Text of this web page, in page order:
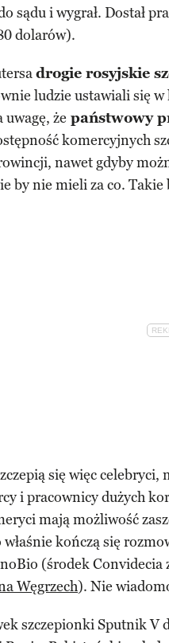
sądu i wygrał. Dostał
dolarów).
drogie rosyjskie
ludzie ustawiali się
uwagę, że państwowy
komercyjnych
nawet gdyby
by nie mieli za co. Takie
się więc celebryci,
i pracownicy dużych
mają możliwość
kończą się
(środek Convidecia
Węgrzech). Nie
szczepionki Sputnik V